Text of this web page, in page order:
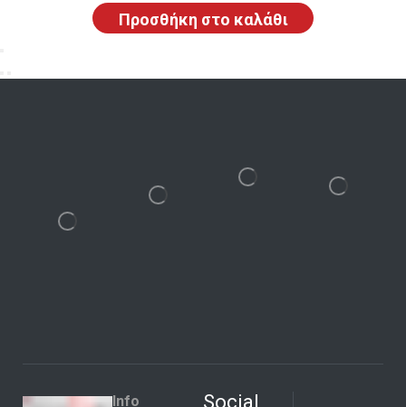
Προσθήκη στο καλάθι
Info Social